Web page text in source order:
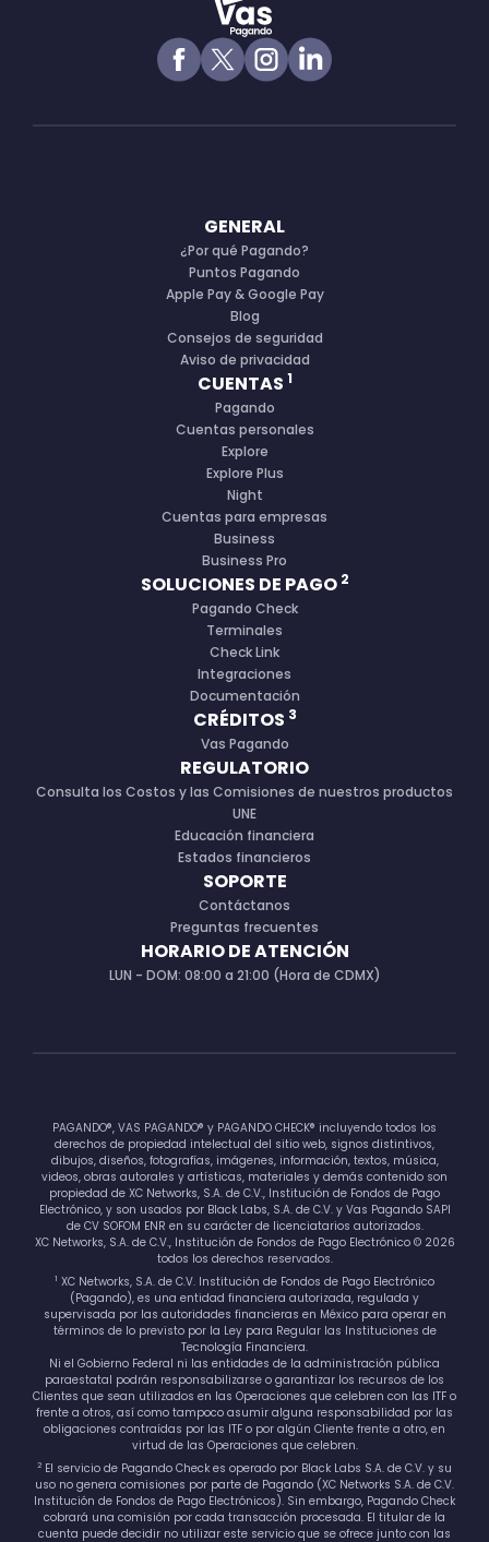
GENERAL
¿Por qué Pagando?
Puntos Pagando
Apple Pay & Google Pay
Blog
Consejos de seguridad
Aviso de privacidad
CUENTAS 1
Pagando
Cuentas personales
Explore
Explore Plus
Night
Cuentas para empresas
Business
Business Pro
SOLUCIONES DE PAGO 2
Pagando Check
Terminales
Check Link
Integraciones
Documentación
CRÉDITOS 3
Vas Pagando
REGULATORIO
Consulta los Costos y las Comisiones de nuestros productos
UNE
Educación financiera
Estados financieros
SOPORTE
Contáctanos
Preguntas frecuentes
HORARIO DE ATENCIÓN
LUN - DOM: 08:00 a 21:00 (Hora de CDMX)
PAGANDO®, VAS PAGANDO® y PAGANDO CHECK® incluyendo todos los
derechos de propiedad intelectual del sitio web, signos distintivos,
dibujos, diseños, fotografías, imágenes, información, textos, música,
videos, obras autorales y artísticas, materiales y demás contenido son
propiedad de XC Networks, S.A. de C.V., Institución de Fondos de Pago
Electrónico, y son usados por Black Labs, S.A. de C.V. y Vas Pagando SAPI
de CV SOFOM ENR en su carácter de licenciatarios autorizados.
XC Networks, S.A. de C.V., Institución de Fondos de Pago Electrónico © 2026
todos los derechos reservados.
1 XC Networks, S.A. de C.V. Institución de Fondos de Pago Electrónico
(Pagando), es una entidad financiera autorizada, regulada y
supervisada por las autoridades financieras en México para operar en
términos de lo previsto por la Ley para Regular las Instituciones de
Tecnología Financiera.
Ni el Gobierno Federal ni las entidades de la administración pública
paraestatal podrán responsabilizarse o garantizar los recursos de los
Clientes que sean utilizados en las Operaciones que celebren con las ITF o
frente a otros, así como tampoco asumir alguna responsabilidad por las
obligaciones contraídas por las ITF o por algún Cliente frente a otro, en
virtud de las Operaciones que celebren.
2 El servicio de Pagando Check es operado por Black Labs S.A. de C.V. y su
uso no genera comisiones por parte de Pagando (XC Networks S.A. de C.V.
Institución de Fondos de Pago Electrónicos). Sin embargo, Pagando Check
cobrará una comisión por cada transacción procesada. El titular de la
cuenta puede decidir no utilizar este servicio que se ofrece junto con las